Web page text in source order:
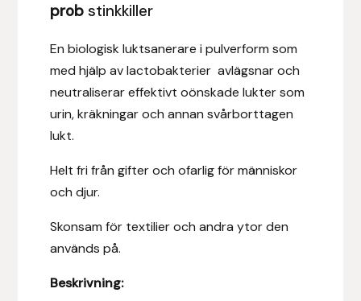
probstinkkiller
En biologisk luktsanerare i pulverform som
med hjälp av lactobakterier avlägsnar och
neutraliserar effektivt oönskade lukter som
urin, kräkningar och annan svårborttagen
lukt.
Helt fri från gifter och ofarlig för människor
och djur.
Skonsam för textilier och andra ytor den
används på.
Beskrivning:
Eyjólfur Ísólfsson
Freyja
Furminator